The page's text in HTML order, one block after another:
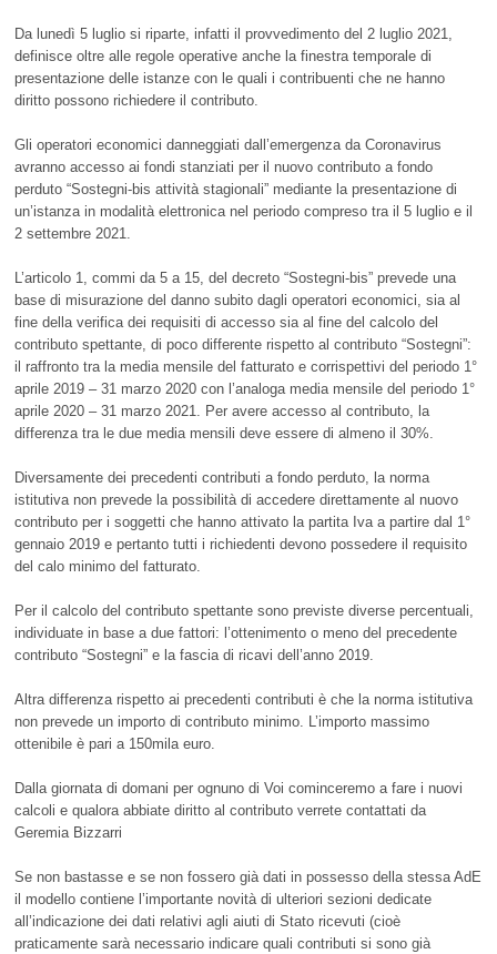
Da lunedì 5 luglio si riparte, infatti il provvedimento del 2 luglio 2021,
definisce oltre alle regole operative anche la finestra temporale di
presentazione delle istanze con le quali i contribuenti che ne hanno
diritto possono richiedere il contributo.
Gli operatori economici danneggiati dall’emergenza da Coronavirus
avranno accesso ai fondi stanziati per il nuovo contributo a fondo
perduto “Sostegni-bis attività stagionali” mediante la presentazione di
un’istanza in modalità elettronica nel periodo compreso tra il 5 luglio e il
2 settembre 2021.
L’articolo 1, commi da 5 a 15, del decreto “Sostegni-bis” prevede una
base di misurazione del danno subito dagli operatori economici, sia al
fine della verifica dei requisiti di accesso sia al fine del calcolo del
contributo spettante, di poco differente rispetto al contributo “Sostegni”:
il raffronto tra la media mensile del fatturato e corrispettivi del periodo 1°
aprile 2019 – 31 marzo 2020 con l’analoga media mensile del periodo 1°
aprile 2020 – 31 marzo 2021. Per avere accesso al contributo, la
differenza tra le due media mensili deve essere di almeno il 30%.
Diversamente dei precedenti contributi a fondo perduto, la norma
istitutiva non prevede la possibilità di accedere direttamente al nuovo
contributo per i soggetti che hanno attivato la partita Iva a partire dal 1°
gennaio 2019 e pertanto tutti i richiedenti devono possedere il requisito
del calo minimo del fatturato.
Per il calcolo del contributo spettante sono previste diverse percentuali,
individuate in base a due fattori: l’ottenimento o meno del precedente
contributo “Sostegni” e la fascia di ricavi dell’anno 2019.
Altra differenza rispetto ai precedenti contributi è che la norma istitutiva
non prevede un importo di contributo minimo. L’importo massimo
ottenibile è pari a 150mila euro.
Dalla giornata di domani per ognuno di Voi cominceremo a fare i nuovi
calcoli e qualora abbiate diritto al contributo verrete contattati da
Geremia Bizzarri
Se non bastasse e se non fossero già dati in possesso della stessa AdE
il modello contiene l’importante novità di ulteriori sezioni dedicate
all’indicazione dei dati relativi agli aiuti di Stato ricevuti (cioè
praticamente sarà necessario indicare quali contributi si sono già